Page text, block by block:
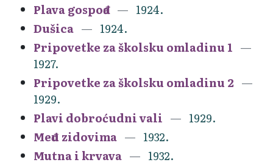
Plava gospođa
1924.
Dušica
1924.
Pripovetke za školsku omladinu 1
1927.
Pripovetke za školsku omladinu 2
1929.
Plavi dobroćudni vali
1929.
Među zidovima
1932.
Mutna i krvava
1932.